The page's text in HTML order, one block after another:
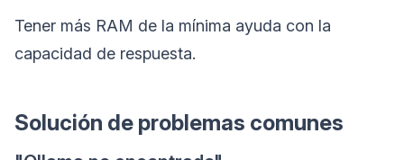
Tener más RAM de la mínima ayuda con la
capacidad de respuesta.
Solución de problemas comunes